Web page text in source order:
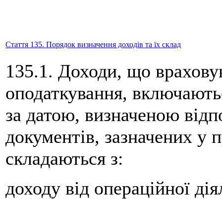
Стаття 135. Порядок визначення доходів та їх склад
135.1. Доходи, що
оподаткування,
за датою, визначеною
документів, зазначених у
складаються з:
доходу від операційної